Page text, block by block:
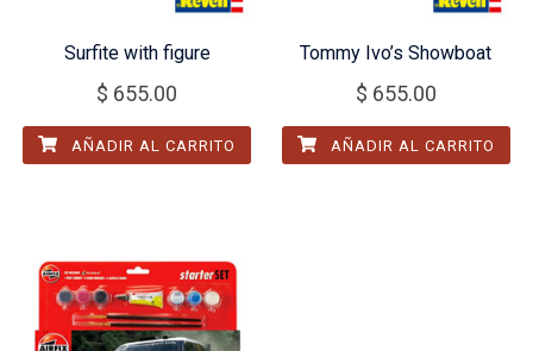
Surfite with figure
$ 655.00
AÑADIR AL CARRITO
Tommy Ivo’s Showboat
$ 655.00
AÑADIR AL CARRITO